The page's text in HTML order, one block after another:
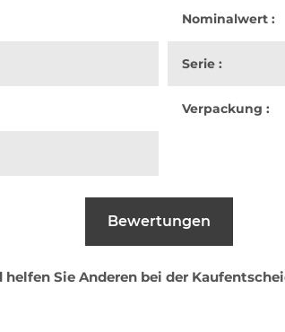
Nominalwert :
Serie :
Verpackung :
Bewertungen
Sie Anderen bei der